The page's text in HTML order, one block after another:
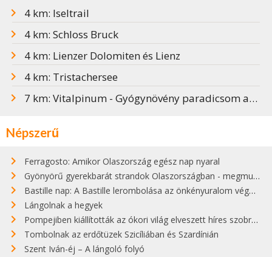
4 km: Iseltrail
4 km: Schloss Bruck
4 km: Lienzer Dolomiten és Lienz
4 km: Tristachersee
7 km: Vitalpinum - Gyógynövény paradicsom az Alpokban
Népszerű
Ferragosto: Amikor Olaszország egész nap nyaral
Gyönyörű gyerekbarát strandok Olaszországban - megmutatjuk a 15 legjobbat
Bastille nap: A Bastille lerombolása az önkényuralom végét jelentette
Lángolnak a hegyek
Pompejiben kiállították az ókori világ elveszett híres szobrának másolatát
Tombolnak az erdőtüzek Szicíliában és Szardínián
Szent Iván-éj – A lángoló folyó